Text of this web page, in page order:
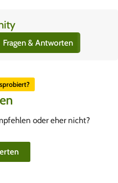
Fragen & Antworten
oder eher nicht?